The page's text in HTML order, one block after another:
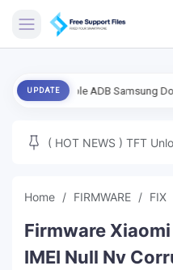
ENG FIRMWARE
MICLOUD
NEXT
UPDATE
ADB Samsung Download
( HOT NEWS ) TFT
Home FIRMWARE FIX
Firmware
IMEI Null Nv